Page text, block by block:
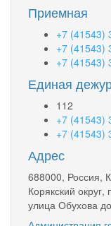
Приемная
+7 (41543)
+7 (41543)
+7 (41543)
Единая
112
+7 (41543)
+7 (41543)
Адрес
688000, Россия,
Корякский округ,
улица Обухова